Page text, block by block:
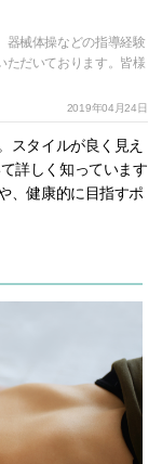
器械体操などの指導経験
ただいております。皆様
2019年04月24日
スタイルが良く見え
詳しく知っています
、健康的に目指すポ